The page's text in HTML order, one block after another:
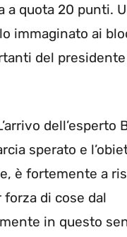
a quota 20 punti.
immaginato ai
del presidente
dell’esperto
sperato e
è fortemente a
forza di cose dal
in questo